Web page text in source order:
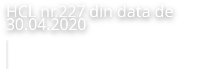
HCL nr.227 din data de
30.04.2020